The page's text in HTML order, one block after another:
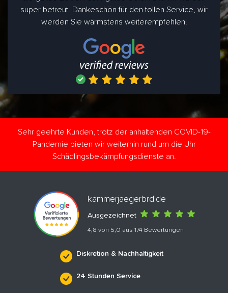
super betreut. Dankeschön für den tollen Service, wir
werden Sie wärmstens weiterempfehlen!
Sehr geehrte Kunden, trotz der anhaltenden COVID-19-
Pandemie bieten wir weiterhin rund um die Uhr
Schädlingsbekämpfungsdienste an.
kammerjaegerbrd.de
Ausgezeichnet
4,8 von 5,0 aus 174 Bewertungen
Diskretion & Nachhaltigkeit
24 Stunden Service